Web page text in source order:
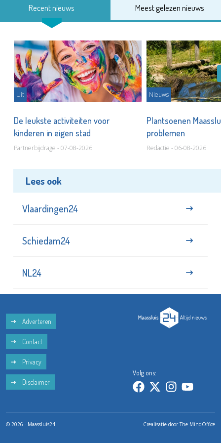
Recent nieuws Meest gelezen nieuws
Uit
De leukste activiteiten voor
kinderen in eigen stad
Partnerbijdrage - 07-08-2026
Nieuws
Plantsoenen
problemen
Redactie - 06-08-2026
Lees ook
Vlaardingen24
Schiedam24
NL24
Adverteren
Contact
Privacy
Disclaimer
Volg ons:
© 2026 - Maassluis24 Crealisatie doorThe MindOffice